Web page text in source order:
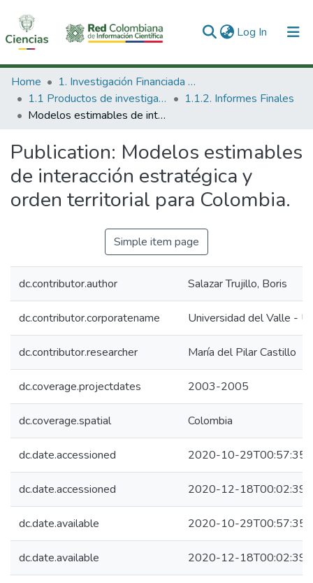
Log In (current)
Communities & Collections
All of DSpace
Home
1. Investigación Financiada con Recursos Públicos
1.1 Productos de investigación
1.1.2. Informes Finales
Modelos estimables de interacción estratégica y orden territorial para Colombia.
Publication: Modelos estimables
de interacción estratégica y
orden territorial para Colombia.
Simple item page
dc.contributor.author Salazar Trujillo, Boris
dc.contributor.corporatename Universidad del Valle -
dc.contributor.researcher María del Pilar Castillo
dc.coverage.projectdates 2003-2005
dc.coverage.spatial Colombia
dc.date.accessioned 2020-10-29T00:57:35Z
dc.date.accessioned 2020-12-18T00:02:39Z
dc.date.available 2020-10-29T00:57:35Z
dc.date.available 2020-12-18T00:02:39Z